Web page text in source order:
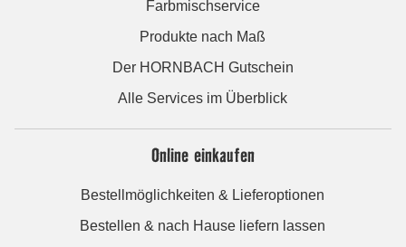
Farbmischservice
Produkte nach Maß
Der HORNBACH Gutschein
Alle Services im Überblick
Online einkaufen
Bestellmöglichkeiten & Lieferoptionen
Bestellen & nach Hause liefern lassen